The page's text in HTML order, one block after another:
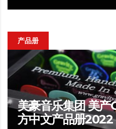
产品册
美豪音乐集团 美
方中文产品册2022